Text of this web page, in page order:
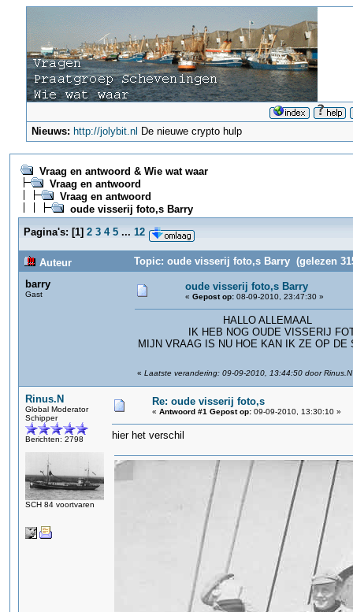
Nieuws: http://jolybit.nl De nieuwe crypto hulp
Vraag en antwoord & Wie wat waar
Vraag en antwoord
Vraag en antwoord
oude visserij foto,s Barry
Pagina's: [1] 2 3 4 5 ... 12
Auteur
Topic: oude visserij foto,s Barry (gelezen
barry
Gast
oude visserij foto,s Barry
« Gepost op: 08-09-2010, 23:47:30 »
HALLO ALLEMAAL
IK HEB NOG OUDE VISSERIJ
MIJN VRAAG IS NU HOE KAN IK ZE OP
« Laatste verandering: 09-09-2010, 13:44:50 door Rinus.N
Rinus.N
Global Moderator
Schipper
Berichten: 2798
SCH 84 voortvaren
Re: oude visserij foto,s
« Antwoord #1 Gepost op: 09-09-2010, 13:30:10 »
hier het verschil